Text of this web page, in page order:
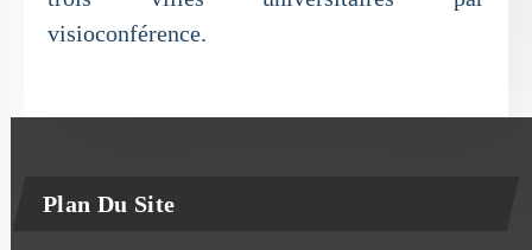
visioconférence.
Plan Du Site